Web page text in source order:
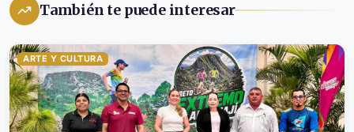
También te puede interesar
ARTE Y CULTURA